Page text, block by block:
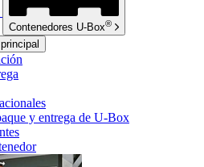
Contenedores U-Box®
y entrega de U-Box